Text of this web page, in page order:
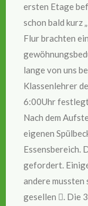
ersten Etage
schon bald kurz
Flur brachten
lange von uns
Klassenlehrer
6:00Uhr
Nach dem
eigenen
Essensbereich.
gefordert.
andere mussten
gesellen . Die